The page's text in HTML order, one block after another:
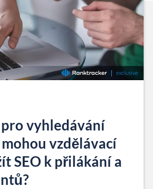
vyhledávání
vzdělávací
SEO k přilákání a